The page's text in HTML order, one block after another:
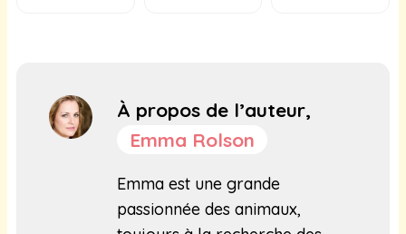
À propos de l’auteur,
Emma Rolson
Emma est une grande
passionnée des animaux,